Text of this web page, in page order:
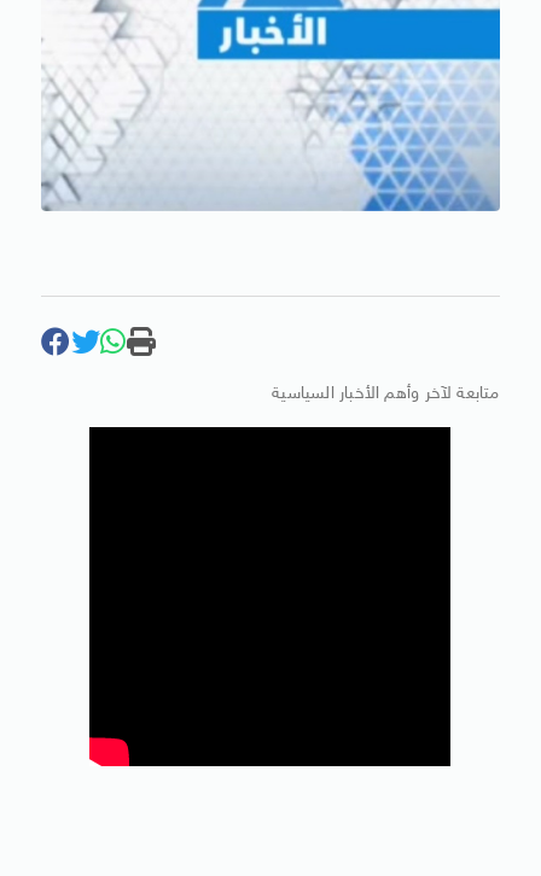
متابعة لآخر وأهم الأخبار السياسية